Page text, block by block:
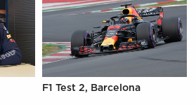
F1 Test 2, Barcelona